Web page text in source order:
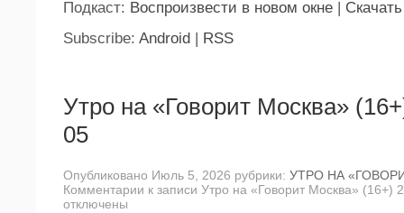
Подкаст: Воспроизвести в новом окне | Скачать
Subscribe: Android | RSS
Утро на «Говорит Москва»
05
Опубликовано Июль 5, 2026 рубрики: УТРО НА
Комментарии к записи Утро на «Говорит Москва» (16+)
отключены